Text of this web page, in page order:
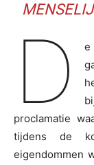
D
e
proclamatie
tijdens de
eigendommen